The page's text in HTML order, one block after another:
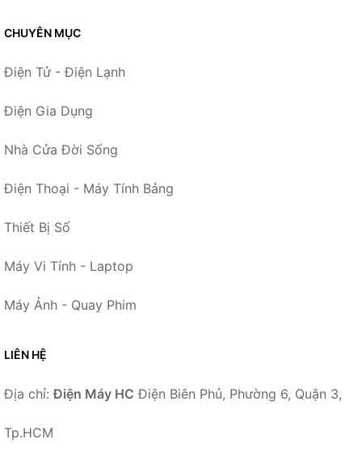
CHUYÊN MỤC
Điện Tử - Điện Lạnh
Điện Gia Dụng
Nhà Cửa Đời Sống
Điện Thoại - Máy Tính Bảng
Thiết Bị Số
Máy Vi Tính - Laptop
Máy Ảnh - Quay Phim
LIÊN HỆ
Địa chỉ:Điện Máy HC Điện Biên Phủ, Phường 6, Quận 3,
Tp.HCM